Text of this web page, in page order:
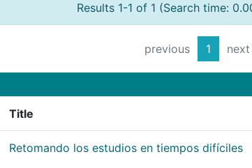
Results 1-1 of 1 (Search time:
previous 1 next
Title
Retomando los estudios en tiempos difíciles